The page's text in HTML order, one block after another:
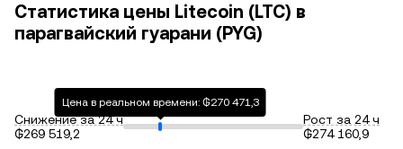
Статистика цены Litecoin (LTC) в
парагвайский гуарани (PYG)
Снижение за 24 ч
₲269 519,2
Цена в реальном времени: ₲270 471,3
Рост за 24 ч
₲274 160,9